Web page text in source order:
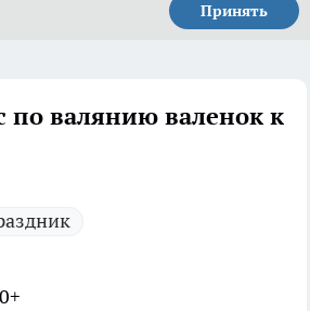
Принять
по валянию валенок к
0+